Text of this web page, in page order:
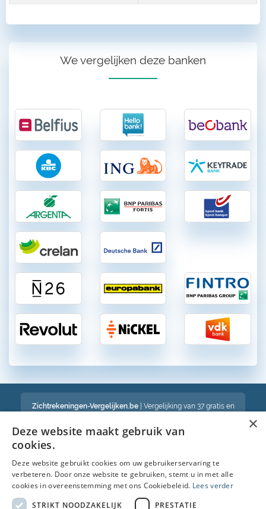
We vergelijken deze banken
Zichtrekeningen-Vergelijken.be| Vergelijking van 37 gratis en
Een volledig onafhankelijke vergelijking van gratis en betalende
bankrekeningen in België
Bekijk ook :
Spaarrekening
×
Deze website maakt gebruik van
cookies.
Deze website gebruikt cookies om uw gebruikerservaring te
verbeteren. Door onze website te gebruiken, stemt u in met alle
cookies in overeenstemming met ons Cookiebeleid. Lees verder
STRIKT NOODZAKELIJK
PRESTATIE